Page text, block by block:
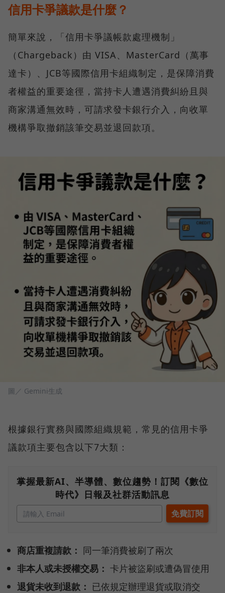
信用卡爭議款是什麼？
簡單來說，「信用卡爭議帳款處理機制」
（Chargeback）由 VISA、MasterCard（萬事
達卡）、JCB等國際信用卡組織制定，是保障消費
者權益的重要途徑，當持卡人遭遇消費糾紛且與
商家溝通無效時，可請求發卡銀行介入，向收單
機構爭取撤銷該筆交易並退回款項。
圖／ Gemini生成
根據銀行實務與國際組織規範，常見的信用卡爭
議款項主要包含以下7大類：
掌握最新AI、半導體、數位趨勢！訂閱《數位
時代》日報及社群活動訊息
商店重複請款： 同一筆消費被刷了兩次
非本人或未授權交易： 卡片被盜刷或遭偽冒使用
退貨未收到退款： 已依規定辦理退貨或取消交